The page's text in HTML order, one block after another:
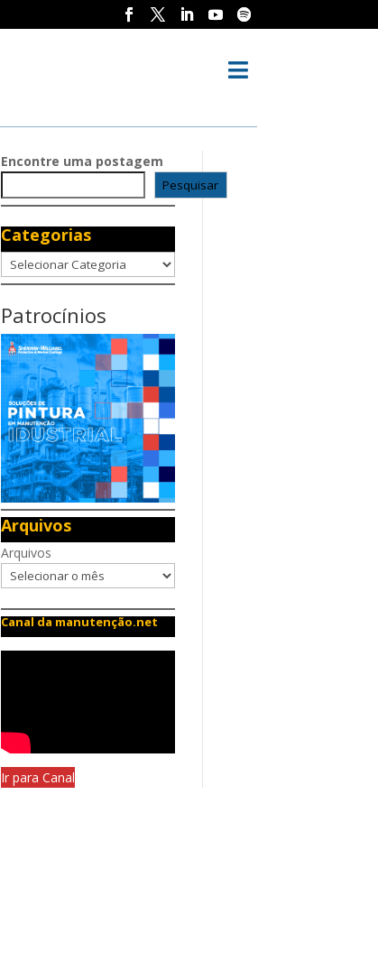

Encontre uma postagem
Pesquisar
Categorias
Categorias
Patrocínios
Arquivos
Arquivos
Canal da manutenção.net
Ir para Canal